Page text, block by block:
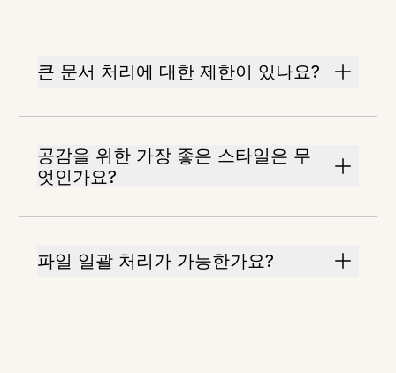
큰 문서 처리에 대한 제한이 있나요?
공감을 위한 가장 좋은 스타일은 무
엇인가요?
파일 일괄 처리가 가능한가요?